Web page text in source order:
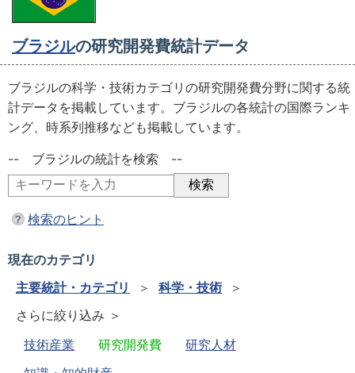
ブラジルの研究開発費統計データ
ブラジルの科学・技術カテゴリの研究開発費分野に関する統
計データを掲載しています。ブラジルの各統計の国際ランキ
ング、時系列推移なども掲載しています。
-- ブラジルの統計を検索 --
検索のヒント
現在のカテゴリ
主要統計・カテゴリ
＞ 科学・技術 ＞
さらに絞り込み ＞
技術産業
研究開発費
研究人材